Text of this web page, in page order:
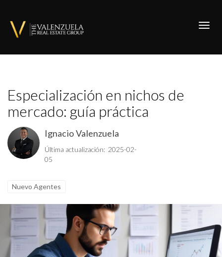
Especialización en nichos de
mercado: guía práctica
Ignacio Valenzuela
Última actualización: 2025-02-
05
Nuevo Agentes